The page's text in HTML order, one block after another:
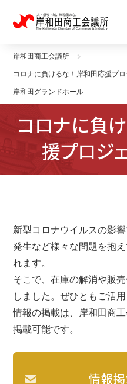
岸
岸和田商工会議所
コロナに負けるな！岸和田応援プ
岸和田グランドホール
コロナに負
援プロジ
新型コロナウイルスの影
発生など様々な問題を抱
れます。
そこで、在庫の解消や販
しました。ぜひともご活用
情報の掲載は、岸和田商
掲載可能です。
情報